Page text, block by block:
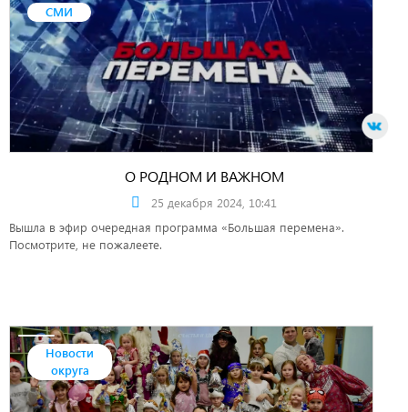
СМИ
О РОДНОМ И ВАЖНОМ
25 декабря 2024, 10:41
Вышла в эфир очередная программа «Большая перемена».
Посмотрите, не пожалеете.
Новости
округа